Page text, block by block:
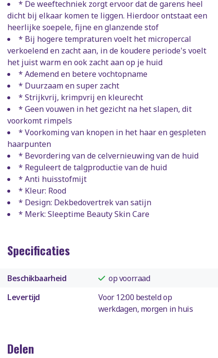
* De weeftechniek zorgt ervoor dat de garens heel
dicht bij elkaar komen te liggen. Hierdoor ontstaat een
heerlijke soepele, fijne en glanzende stof
* Bij hogere tempraturen voelt het micropercal
verkoelend en zacht aan, in de koudere periode's voelt
het juist warm en ook zacht aan op je huid
* Ademend en betere vochtopname
* Duurzaam en super zacht
* Strijkvrij, krimpvrij en kleurecht
* Geen vouwen in het gezicht na het slapen, dit
voorkomt rimpels
* Voorkoming van knopen in het haar en gespleten
haarpunten
* Bevordering van de celvernieuwing van de huid
* Reguleert de talgproductie van de huid
* Anti huisstofmijt
* Kleur: Rood
* Design: Dekbedovertrek van satijn
* Merk: Sleeptime Beauty Skin Care
Specificaties
Beschikbaarheid
op voorraad
Levertijd
Voor 12:00 besteld op
werkdagen, morgen in huis
Delen